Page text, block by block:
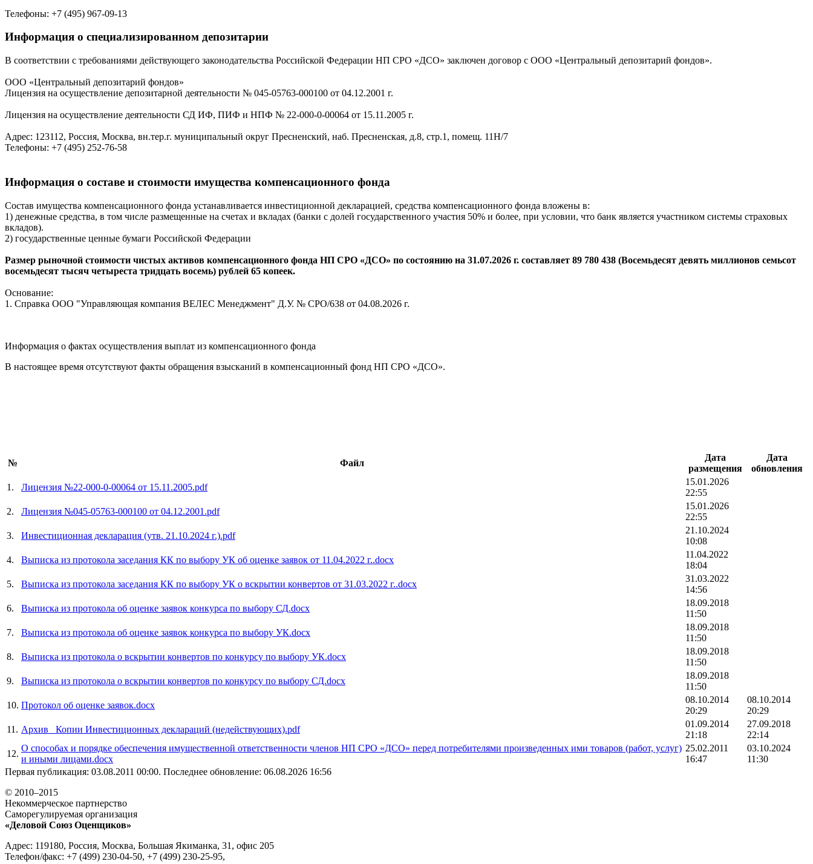
Телефоны: +7 (495) 967-09-13
Информация о специализированном депозитарии
В соответствии с требованиями действующего законодательства Российской Федерации НП СРО «ДСО» заключен договор с ООО «Центральный депозитарий фондов».
ООО «Центральный депозитарий фондов»
Лицензия на осуществление депозитарной деятельности № 045-05763-000100 от 04.12.2001 г.
Лицензия на осуществление деятельности СД ИФ, ПИФ и НПФ № 22-000-0-00064 от 15.11.2005 г.
Адрес: 123112, Россия, Москва, вн.тер.г. муниципальный округ Пресненский, наб. Пресненская, д.8, стр.1, помещ. 11Н/7
Телефоны: +7 (495) 252-76-58
Информация о составе и стоимости имущества компенсационного фонда
Состав имущества компенсационного фонда устанавливается инвестиционной декларацией, средства компенсационного фонда вложены в:
1) денежные средства, в том числе размещенные на счетах и вкладах (банки с долей государственного участия 50% и более, при условии, что банк является участником системы страховых
вкладов).
2) государственные ценные бумаги Российской Федерации
Размер рыночной стоимости чистых активов компенсационного фонда НП СРО «ДСО» по состоянию на 31.07.2026 г. составляет 89 780 438 (Восемьдесят девять миллионов семьсот
восемьдесят тысяч четыреста тридцать восемь) рублей 65 копеек.
Основание:
1. Справка ООО "Управляющая компания ВЕЛЕС Менеджмент" Д.У. № СРО/638 от 04.08.2026 г.
Информация о фактах осуществления выплат из компенсационного фонда
В настоящее время отсутствуют факты обращения взысканий в компенсационный фонд НП СРО «ДСО».
№ Файл
Дата
размещения
Дата
обновления
1.
Лицензия №22-000-0-00064 от 15.11.2005.pdf
15.01.2026
22:55
2.
Лицензия №045-05763-000100 от 04.12.2001.pdf
15.01.2026
22:55
3.
Инвестиционная декларация (утв. 21.10.2024 г.).pdf
21.10.2024
10:08
4.
Выписка из протокола заседания КК по выбору УК об оценке заявок от 11.04.2022 г..docx
11.04.2022
18:04
5.
Выписка из протокола заседания КК по выбору УК о вскрытии конвертов от 31.03.2022 г..docx
31.03.2022
14:56
6.
Выписка из протокола об оценке заявок конкурса по выбору СД.docx
18.09.2018
11:50
7.
Выписка из протокола об оценке заявок конкурса по выбору УК.docx
18.09.2018
11:50
8.
Выписка из протокола о вскрытии конвертов по конкурсу по выбору УК.docx
18.09.2018
11:50
9.
Выписка из протокола о вскрытии конвертов по конкурсу по выбору СД.docx
18.09.2018
11:50
10. Протокол об оценке заявок.docx
08.10.2014
20:29
08.10.2014
20:29
11. Архив_ Копии Инвестиционных деклараций (недействующих).pdf
01.09.2014
21:18
27.09.2018
22:14
12.
О способах и порядке обеспечения имущественной ответственности членов НП СРО «ДСО» перед потребителями произведенных ими товаров (работ, услуг)
и иными лицами.docx
25.02.2011
16:47
03.10.2024
11:30
Первая публикация: 03.08.2011 00:00. Последнее обновление: 06.08.2026 16:56
© 2010–2015
Некоммерческое партнерство
Саморегулируемая организация
«Деловой Союз Оценщиков»
Адрес: 119180, Россия, Москва, Большая Якиманка, 31, офис 205
Телефон/факс: +7 (499) 230-04-50, +7 (499) 230-25-95,